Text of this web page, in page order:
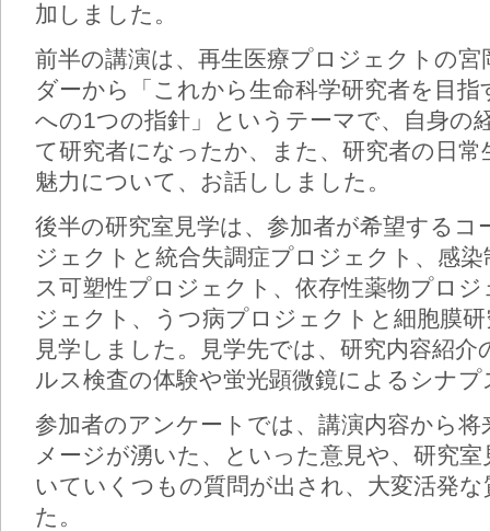
加しました。
前半の講演は、再生医療プロジェクトの
ダーから「これから生命科学研究者を目
への1つの指針」というテーマで、自身の
て研究者になったか、また、研究者の日
魅力について、お話ししました。
後半の研究室見学は、参加者が希望する
ジェクトと統合失調症プロジェクト、感
ス可塑性プロジェクト、依存性薬物プロ
ジェクト、うつ病プロジェクトと細胞膜
見学しました。見学先では、研究内容紹
ルス検査の体験や蛍光顕微鏡によるシナ
参加者のアンケートでは、講演内容から
メージが湧いた、といった意見や、研究
いていくつもの質問が出され、大変活発
た。